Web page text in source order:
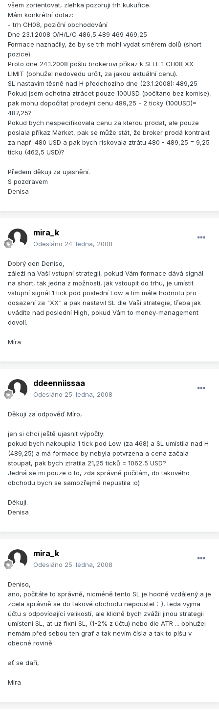
všem zorientovat, zlehka pozoruji trh kukuřice.
Mám konkrétní dotaz:
- trh CH08, poziční obchodování
Dne 23.1.2008 O/H/L/C 486,5 489 469 469,25
Formace naznačily, že by se trh mohl vydat směrem dolů (short
pozice).
Proto dne 24.1.2008 pošlu brokerovi příkaz k SELL 1 CH08 XX
LIMIT (bohužel nedovedu určit, za jakou aktuální cenu).
SL nastavím těsně nad H předchozího dne (23.1.2008): 489,25
Pokud jsem ochotna ztrácet pouze 100USD (počítano bez komise),
pak mohu dopočítat prodejní cenu 489,25 - 2 ticky (100USD)=
487,25?
Pokud bych nespecifikovala cenu za kterou prodat, ale pouze
poslala příkaz Market, pak se může stát, že broker prodá kontrakt
za např. 480 USD a pak bych riskovala ztrátu 480 - 489,25 = 9,25
ticku (462,5 USD)?
Předem děkuji za ujasnění.
S pozdravem
Denisa
mira_k
Odesláno 24. ledna, 2008
Dobrý den Deniso,
záleží na Vaší vstupní strategii, pokud Vám formace dává signál
na short, tak jedna z možností, jak vstoupit do trhu, je umístit
vstupní signál 1 tick pod poslední Low a tím máte hodnotu pro
dosazení za "XX" a pak nastavil SL dle Vaší strategie, třeba jak
uvádíte nad poslední High, pokud Vám to money-management
dovolí.
Míra
ddeenniissaa
Odesláno 25. ledna, 2008
Děkuji za odpověď Míro,
jen si chci ještě ujasnit výpočty:
pokud bych nakoupila 1 tick pod Low (za 468) a SL umístíla nad H
(489,25) a má formace by nebyla potvrzena a cena začala
stoupat, pak bych ztratila 21,25 ticků = 1062,5 USD?
Jedná se mi pouze o to, zda správně počítám, do takového
obchodu bych se samozřejmě nepustila :o)
Děkuji.
Denisa
mira_k
Odesláno 25. ledna, 2008
Deniso,
ano, počítáte to správně, nicméně tento SL je hodně vzdálený a je
zcela správně se do takové obchodu nepoustet :-), teda vyjma
účtu s odpovídající velikostí, ale klidně bych zvážil jinou strategii
umístení SL, at uz fixni SL, (1-2% z účtu) nebo dle ATR ... bohužel
nemám před sebou ten graf a tak nevím čísla a tak to píšu v
obecné rovině.
ať se daří,
Míra